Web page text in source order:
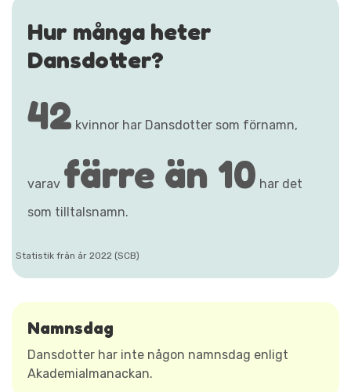
Hur många heter
Dansdotter?
42 kvinnor har Dansdotter som förnamn,
varav färre än 10 har det
som tilltalsnamn.
Statistik från år 2022 (SCB)
Namnsdag
Dansdotter har inte någon namnsdag enligt
Akademialmanackan.